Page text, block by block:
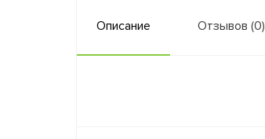
Описание Отзывов (0)